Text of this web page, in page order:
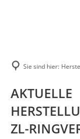
Sie sind hier:
AKTUELLE
ZL-